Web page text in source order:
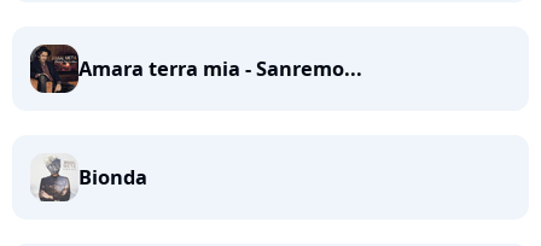
Amara terra mia - Sanremo...
Bionda